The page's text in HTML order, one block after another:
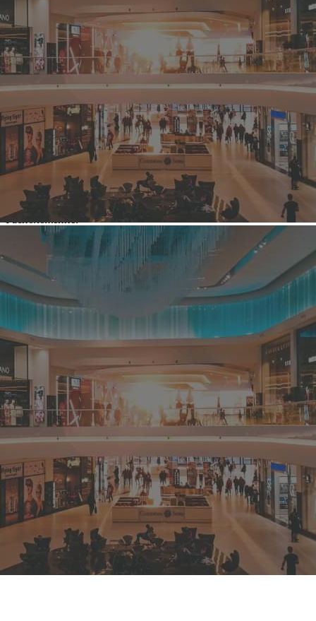
Информация о ТЦ
О компании
Арендаторы
Условия сотрудничества
Контакты
О ТЦ "Левый берег"
Название:
Левый берег
Дата открытия:
осень 2015 г
Вид / тип объекта:
Торговый центр
Город:
Воронеж (Воронежская обл)
Расположение:
Ленинский пр-т, 1д
Общая площадь здания:
10 000 м
2
Сдаваемая в аренду площадь здания:
6 800 м
Этажность:
Парковка:
150 м/м
Посещаемость:
Время работы ТЦ:
8:00-00:00